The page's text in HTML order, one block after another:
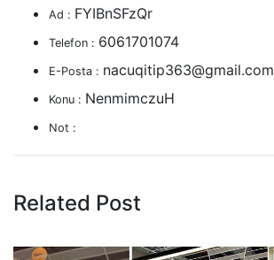
Ad : FYIBnSFzQr
Telefon : 6061701074
E-Posta : nacuqitip363@gmail.com
Konu : NenmimczuH
Not :
Related Post